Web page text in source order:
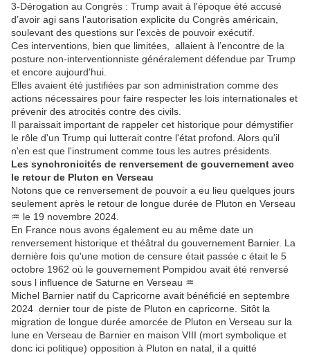
3-Dérogation au Congrès : Trump avait à l'époque été accusé
d’avoir agi sans l’autorisation explicite du Congrès américain,
soulevant des questions sur l’excès de pouvoir exécutif.
Ces interventions, bien que limitées, allaient à l’encontre de la
posture non-interventionniste généralement défendue par Trump
et encore aujourd'hui.
Elles avaient été justifiées par son administration comme des
actions nécessaires pour faire respecter les lois internationales et
prévenir des atrocités contre des civils.
Il paraissait important de rappeler cet historique pour démystifier
le rôle d'un Trump qui lutterait contre l'état profond. Alors qu'il
n'en est que l'instrument comme tous les autres présidents.
Les synchronicités de renversement de gouvernement avec
le retour de Pluton en Verseau
Notons que ce renversement de pouvoir a eu lieu quelques jours
seulement après le retour de longue durée de Pluton en Verseau
♒ le 19 novembre 2024.
En France nous avons également eu au même date un
renversement historique et théâtral du gouvernement Barnier. La
dernière fois qu'une motion de censure était passée c était le 5
octobre 1962 où le gouvernement Pompidou avait été renversé
sous l influence de Saturne en Verseau ♒
Michel Barnier natif du Capricorne avait bénéficié en septembre
2024 dernier tour de piste de Pluton en capricorne. Sitôt la
migration de longue durée amorcée de Pluton en Verseau sur la
lune en Verseau de Barnier en maison VIII (mort symbolique et
donc ici politique) opposition à Pluton en natal, il a quitté